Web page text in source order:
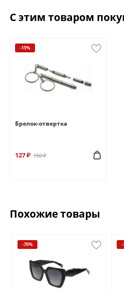
С этим товаром
-15%
Брелок-отвертка
127 ₽ 150 ₽
Похожие товары
-70% -